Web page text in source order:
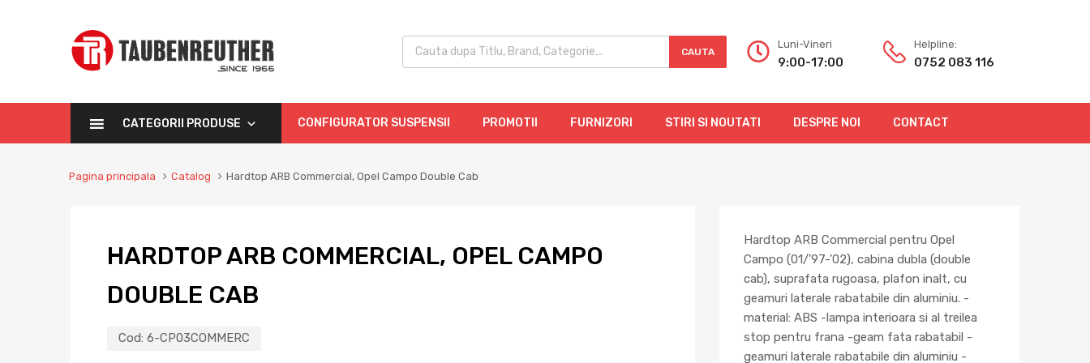
CAUTA
Luni-Vineri
9:00-17:00
Helpline:
0752 083 116
CATEGORII PRODUSE CONFIGURATOR SUSPENSII PROMOTII FURNIZORI STIRI SI NOUTATI DESPRE NOI CONTACT
Pagina principala Catalog Hardtop ARB Commercial, Opel Campo Double Cab
HARDTOP ARB COMMERCIAL, OPEL CAMPO
DOUBLE CAB
Cod: 6-CP03COMMERC
Hardtop ARB Commercial pentru Opel
Campo (01/’97-’02), cabina dubla (double
cab), suprafata rugoasa, plafon inalt, cu
geamuri laterale rabatabile din aluminiu. -
material: ABS -lampa interioara si al treilea
stop pentru frana -geam fata rabatabil -
geamuri laterale rabatabile din aluminiu -